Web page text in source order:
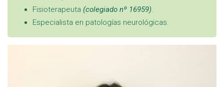
Fisioterapeuta (colegiado nº 16959).
Especialista en patologías neurológicas.